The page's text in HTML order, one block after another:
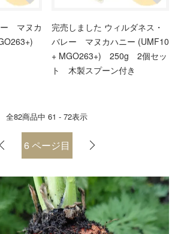
ー マヌカ
完売しました ウィルダネス・
バレー マヌカハニー (UMF10
+ MGO263+) 250g 2個セッ
ト 木製スプーン付き
全82商品中 61 - 72表示
6 ページ目